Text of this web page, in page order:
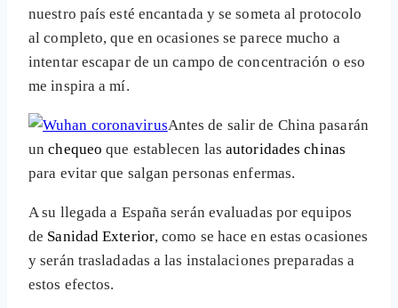
nuestro país esté encantada y se someta al protocolo
al completo, que en ocasiones se parece mucho a
intentar escapar de un campo de concentración o eso
me inspira a mí.
Antes de salir de China pasarán
unchequeo que establecen lasautoridades chinas
para evitar que salgan personas enfermas.
A su llegada a España serán evaluadas por equipos
de Sanidad Exterior, como se hace en estas ocasiones
y serán trasladadas a las instalaciones preparadas a
estos efectos.